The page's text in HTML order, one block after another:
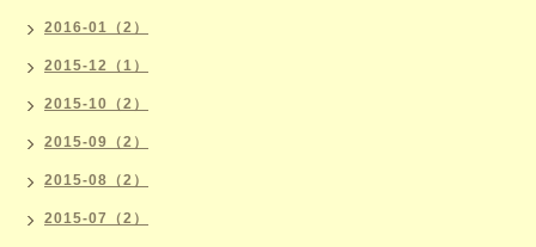
2016-01（2）
2015-12（1）
2015-10（2）
2015-09（2）
2015-08（2）
2015-07（2）